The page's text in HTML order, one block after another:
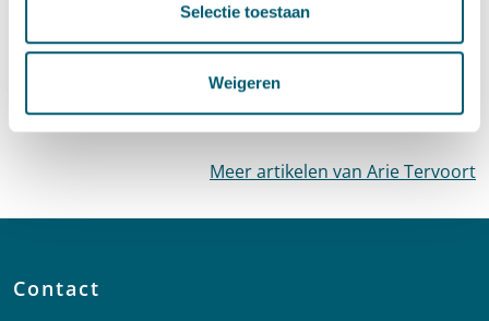
Selectie toestaan
Weigeren
Meer artikelen van Arie Tervoort
Contact